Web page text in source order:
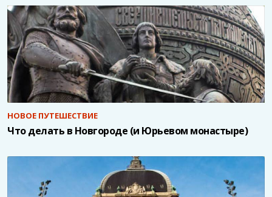
НОВОЕ ПУТЕШЕСТВИЕ
Что делать в Новгороде (и Юрьевом монастыре)